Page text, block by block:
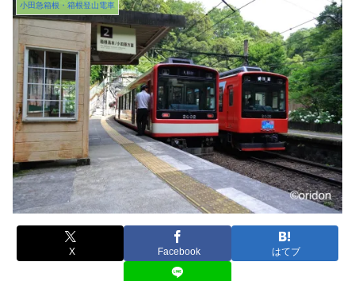
小田急箱根・箱根登山電車
X Facebook はてブ